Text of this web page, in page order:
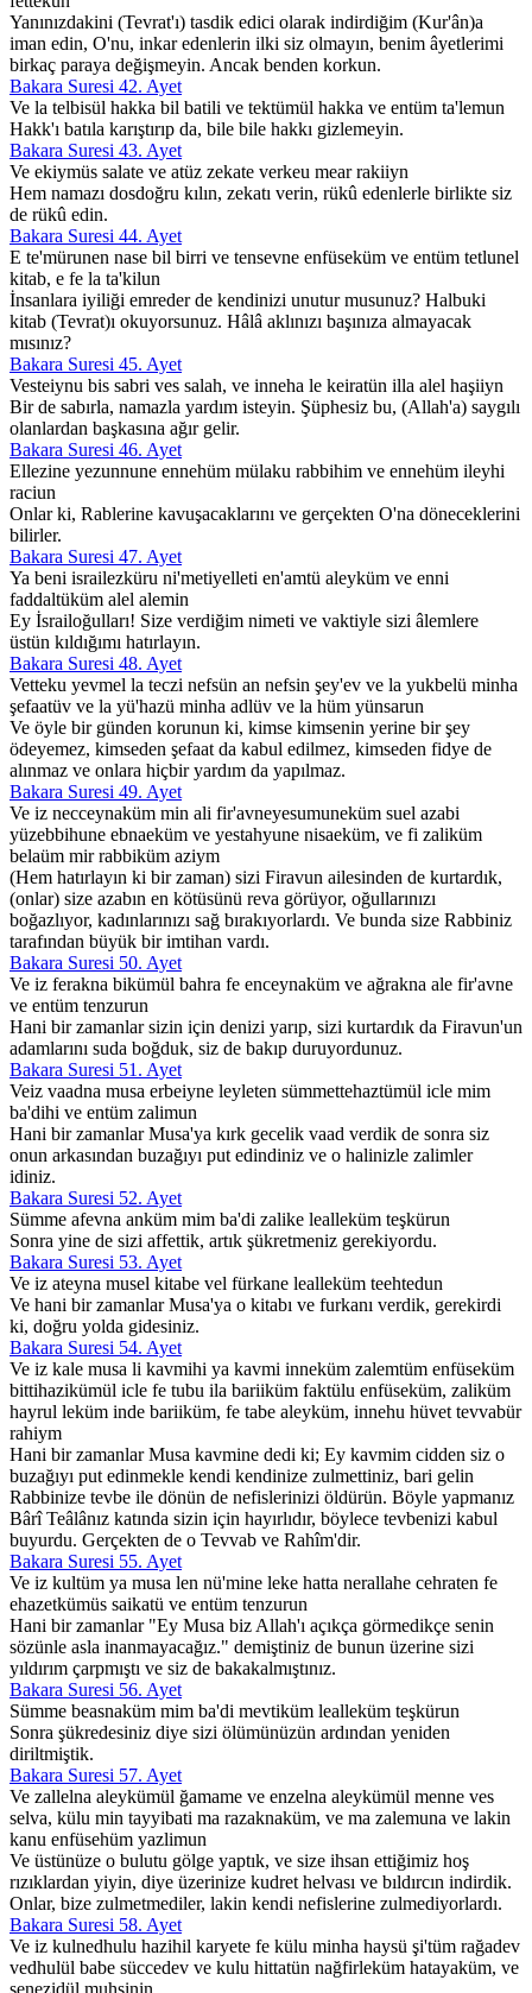
Yanınızdakini (Tevrat'ı) tasdik edici olarak indirdiğim (Kur'ân)a
iman edin, O'nu, inkar edenlerin ilki siz olmayın, benim âyetlerimi
birkaç paraya değişmeyin. Ancak benden korkun.
Bakara Suresi 42. Ayet
Ve la telbisül hakka bil batili ve tektümül hakka ve entüm ta'lemun
Hakk'ı batıla karıştırıp da, bile bile hakkı gizlemeyin.
Bakara Suresi 43. Ayet
Ve ekiymüs salate ve atüz zekate verkeu mear rakiiyn
Hem namazı dosdoğru kılın, zekatı verin, rükû edenlerle birlikte siz
de rükû edin.
Bakara Suresi 44. Ayet
E te'mürunen nase bil birri ve tensevne enfüseküm ve entüm tetlunel
kitab, e fe la ta'kilun
İnsanlara iyiliği emreder de kendinizi unutur musunuz? Halbuki
kitab (Tevrat)ı okuyorsunuz. Hâlâ aklınızı başınıza almayacak
mısınız?
Bakara Suresi 45. Ayet
Vesteiynu bis sabri ves salah, ve inneha le keiratün illa alel haşiiyn
Bir de sabırla, namazla yardım isteyin. Şüphesiz bu, (Allah'a) saygılı
olanlardan başkasına ağır gelir.
Bakara Suresi 46. Ayet
Ellezine yezunnune ennehüm mülaku rabbihim ve ennehüm ileyhi
raciun
Onlar ki, Rablerine kavuşacaklarını ve gerçekten O'na döneceklerini
bilirler.
Bakara Suresi 47. Ayet
Ya beni israilezküru ni'metiyelleti en'amtü aleyküm ve enni
faddaltüküm alel alemin
Ey İsrailoğulları! Size verdiğim nimeti ve vaktiyle sizi âlemlere
üstün kıldığımı hatırlayın.
Bakara Suresi 48. Ayet
Vetteku yevmel la teczi nefsün an nefsin şey'ev ve la yukbelü minha
şefaatüv ve la yü'hazü minha adlüv ve la hüm yünsarun
Ve öyle bir günden korunun ki, kimse kimsenin yerine bir şey
ödeyemez, kimseden şefaat da kabul edilmez, kimseden fidye de
alınmaz ve onlara hiçbir yardım da yapılmaz.
Bakara Suresi 49. Ayet
Ve iz necceynaküm min ali fir'avneyesumuneküm suel azabi
yüzebbihune ebnaeküm ve yestahyune nisaeküm, ve fi zaliküm
belaüm mir rabbiküm aziym
(Hem hatırlayın ki bir zaman) sizi Firavun ailesinden de kurtardık,
(onlar) size azabın en kötüsünü reva görüyor, oğullarınızı
boğazlıyor, kadınlarınızı sağ bırakıyorlardı. Ve bunda size Rabbiniz
tarafından büyük bir imtihan vardı.
Bakara Suresi 50. Ayet
Ve iz ferakna bikümül bahra fe enceynaküm ve ağrakna ale fir'avne
ve entüm tenzurun
Hani bir zamanlar sizin için denizi yarıp, sizi kurtardık da Firavun'un
adamlarını suda boğduk, siz de bakıp duruyordunuz.
Bakara Suresi 51. Ayet
Veiz vaadna musa erbeiyne leyleten sümmettehaztümül icle mim
ba'dihi ve entüm zalimun
Hani bir zamanlar Musa'ya kırk gecelik vaad verdik de sonra siz
onun arkasından buzağıyı put edindiniz ve o halinizle zalimler
idiniz.
Bakara Suresi 52. Ayet
Sümme afevna anküm mim ba'di zalike lealleküm teşkürun
Sonra yine de sizi affettik, artık şükretmeniz gerekiyordu.
Bakara Suresi 53. Ayet
Ve iz ateyna musel kitabe vel fürkane lealleküm teehtedun
Ve hani bir zamanlar Musa'ya o kitabı ve furkanı verdik, gerekirdi
ki, doğru yolda gidesiniz.
Bakara Suresi 54. Ayet
Ve iz kale musa li kavmihi ya kavmi inneküm zalemtüm enfüseküm
bittihazikümül icle fe tubu ila bariiküm faktülu enfüseküm, zaliküm
hayrul leküm inde bariiküm, fe tabe aleyküm, innehu hüvet tevvabür
rahiym
Hani bir zamanlar Musa kavmine dedi ki; Ey kavmim cidden siz o
buzağıyı put edinmekle kendi kendinize zulmettiniz, bari gelin
Rabbinize tevbe ile dönün de nefislerinizi öldürün. Böyle yapmanız
Bârî Teâlânız katında sizin için hayırlıdır, böylece tevbenizi kabul
buyurdu. Gerçekten de o Tevvab ve Rahîm'dir.
Bakara Suresi 55. Ayet
Ve iz kultüm ya musa len nü'mine leke hatta nerallahe cehraten fe
ehazetkümüs saikatü ve entüm tenzurun
Hani bir zamanlar "Ey Musa biz Allah'ı açıkça görmedikçe senin
sözünle asla inanmayacağız." demiştiniz de bunun üzerine sizi
yıldırım çarpmıştı ve siz de bakakalmıştınız.
Bakara Suresi 56. Ayet
Sümme beasnaküm mim ba'di mevtiküm lealleküm teşkürun
Sonra şükredesiniz diye sizi ölümünüzün ardından yeniden
diriltmiştik.
Bakara Suresi 57. Ayet
Ve zallelna aleykümül ğamame ve enzelna aleykümül menne ves
selva, külu min tayyibati ma razaknaküm, ve ma zalemuna ve lakin
kanu enfüsehüm yazlimun
Ve üstünüze o bulutu gölge yaptık, ve size ihsan ettiğimiz hoş
rızıklardan yiyin, diye üzerinize kudret helvası ve bıldırcın indirdik.
Onlar, bize zulmetmediler, lakin kendi nefislerine zulmediyorlardı.
Bakara Suresi 58. Ayet
Ve iz kulnedhulu hazihil karyete fe külu minha haysü şi'tüm rağadev
vedhulül babe süccedev ve kulu hittatün nağfirleküm hatayaküm, ve